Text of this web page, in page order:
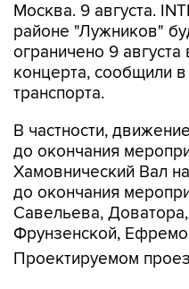
Москва. 9 августа.
районе "Лужников"
ограничено 9
концерта, сообщили
транспорта.
В частности,
до окончания
Хамовнический Вал
до окончания
Савельева,
Фрунзенской,
Проектируемом